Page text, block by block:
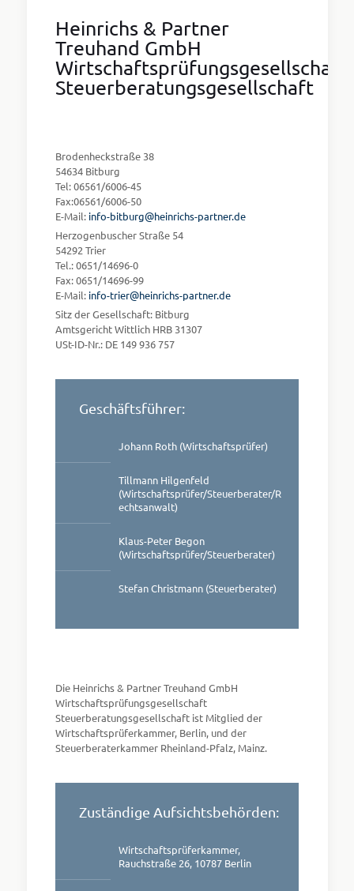
Heinrichs & Partner
Treuhand GmbH
Wirtschaftsprüfungsgesellschaft
Steuerberatungsgesellschaft
Brodenheckstraße 38
54634 Bitburg
Tel: 06561/6006-45
Fax:06561/6006-50
E-Mail: info-bitburg@heinrichs-partner.de
Herzogenbuscher Straße 54
54292 Trier
Tel.: 0651/14696-0
Fax: 0651/14696-99
E-Mail: info-trier@heinrichs-partner.de
Sitz der Gesellschaft: Bitburg
Amtsgericht Wittlich HRB 31307
USt-ID-Nr.: DE 149 936 757
Geschäftsführer:
Johann Roth (Wirtschaftsprüfer)
Tillmann Hilgenfeld
(Wirtschaftsprüfer/Steuerberater/R
echtsanwalt)
Klaus-Peter Begon
(Wirtschaftsprüfer/Steuerberater)
Stefan Christmann (Steuerberater)
Die Heinrichs & Partner Treuhand GmbH
Wirtschaftsprüfungsgesellschaft
Steuerberatungsgesellschaft ist Mitglied der
Wirtschaftsprüferkammer, Berlin, und der
Steuerberaterkammer Rheinland-Pfalz, Mainz.
Zuständige Aufsichtsbehörden:
Wirtschaftsprüferkammer,
Rauchstraße 26, 10787 Berlin